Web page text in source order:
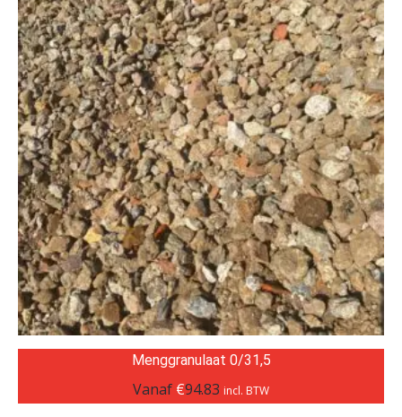
Menggranulaat 0/31,5
Vanaf €94.83 incl. BTW